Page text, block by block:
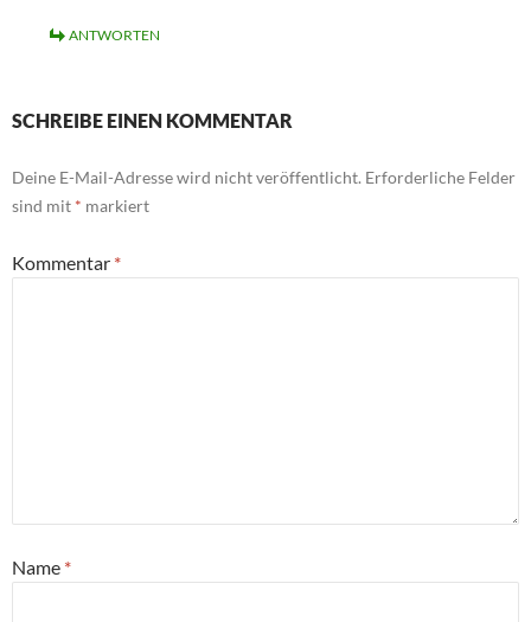
ANTWORTEN
SCHREIBE EINEN KOMMENTAR
Deine E-Mail-Adresse wird nicht veröffentlicht. Erforderliche Felder
sind mit * markiert
Kommentar *
Name *